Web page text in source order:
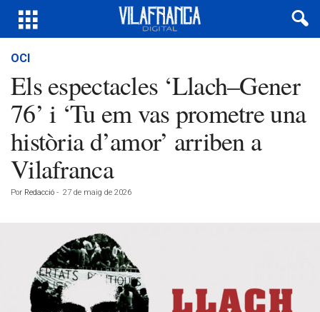
OCI
Els espectacles ‘Llach–Gener
76’ i ‘Tu em vas prometre una
història d’amor’ arriben a
Vilafranca
Por Redacció - 27 de maig de 2026